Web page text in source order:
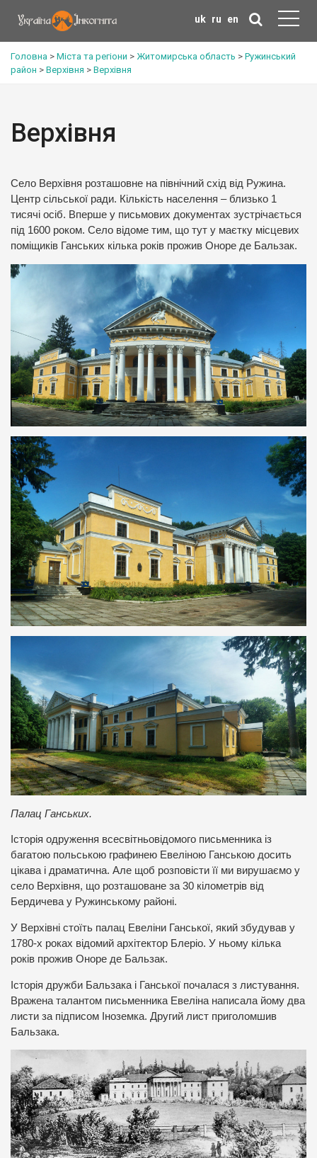
uk ru en
Головна > Міста та регіони > Житомирська область > Ружинський
район > Верхівня > Верхівня
Верхівня
Село Верхівня розташовне на північний схід від Ружина.
Центр сільської ради. Кількість населення – близько 1
тисячі осіб. Вперше у письмових документах зустрічається
під 1600 роком. Село відоме тим, що тут у маєтку місцевих
поміщиків Ганських кілька років прожив Оноре де Бальзак.
Палац Ганських.
Історія одруження всесвітньовідомого письменника із
багатою польською графинею Евеліною Ганською досить
цікава і драматична. Але щоб розповісти її ми вирушаємо у
село Верхівня, що розташоване за 30 кілометрів від
Бердичева у Ружинському районі.
У Верхівні стоїть палац Евеліни Ганської, який збудував у
1780-х роках відомий архітектор Блеріо. У ньому кілька
років прожив Оноре де Бальзак.
Історія дружби Бальзака і Ганської почалася з листування.
Вражена талантом письменника Евеліна написала йому два
листи за підписом Іноземка. Другий лист приголомшив
Бальзака.